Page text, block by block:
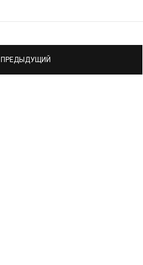
ПРЕДЫДУЩИЙ